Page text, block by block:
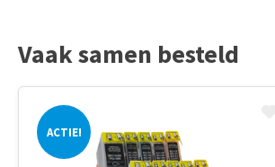
Vaak samen besteld
ACTIE!